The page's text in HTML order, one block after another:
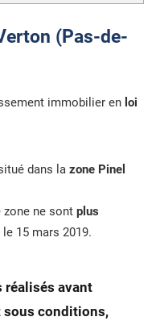
(Pas-de-
immobilier en loi
dans la zone Pinel
ne sont plus
15 mars 2019.
réalisés avant
sous conditions,